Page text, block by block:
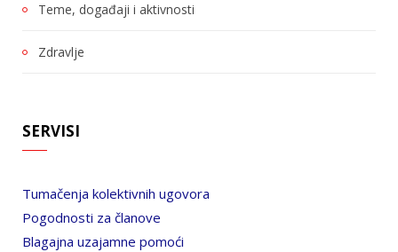
Teme, događaji i aktivnosti
Zdravlje
SERVISI
Tumačenja kolektivnih ugovora
Pogodnosti za članove
Blagajna uzajamne pomoći